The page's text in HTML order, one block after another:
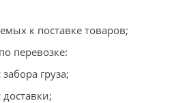
к поставке товаров;
перевозке:
груза;